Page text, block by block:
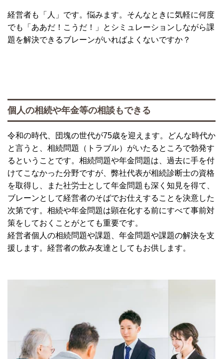
経営者も「人」です。悩みます。そんなときに気軽に何度
でも「ああだ！こうだ！」とシミュレーションしながら課
題を解決できるブレーンがいればよくないですか？
個人の相続や年金等の相談もできる
令和の時代、団塊の世代が75歳を迎えます。どんな時代か
と言うと、相続問題（トラブル）がいたるところで勃発す
るということです。相続問題や年金問題は、過去に手を付
けてこなかった分野ですが、弊社代表が相続診断士の資格
を取得し、また社労士として年金問題も深く知見を得て、
ブレーンとして経営者のそばでお仕えすることを決意した
次第です。相続や年金問題は顕在化する前にすべて事前対
策をしておくことがとても重要です。
経営者個人の相続問題や課題、年金問題や課題の解決を支
援します。経営者の飲み友達としてもお供します。